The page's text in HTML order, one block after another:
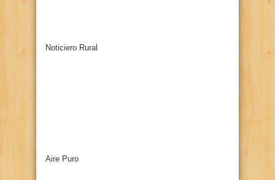
Noticiero Rural
Aire Puro